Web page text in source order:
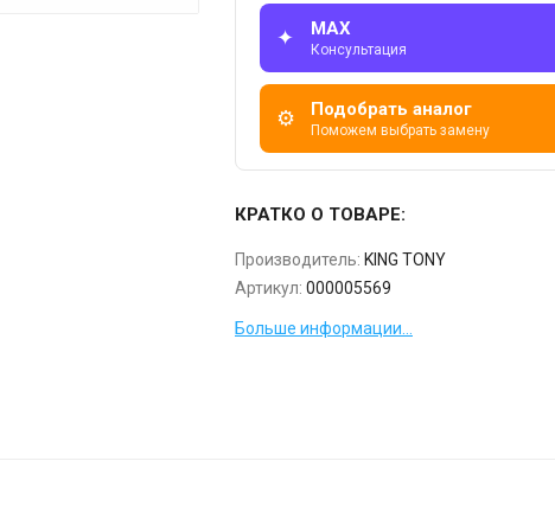
✦ MAX
Консультация
⚙ Подобрать аналог
Поможем выбрать замену
КРАТКО О ТОВАРЕ:
Производитель: KING TONY
Артикул: 000005569
Больше информации...